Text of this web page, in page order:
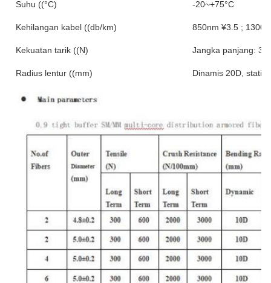
Suhu ((°C) -20~+75°C
Kehilangan kabel ((db/km) 850nm ¥3.5 ;
Kekuatan tarik ((N) Jangka panjang:
Radius lentur ((mm) Dinamis 20D, statis